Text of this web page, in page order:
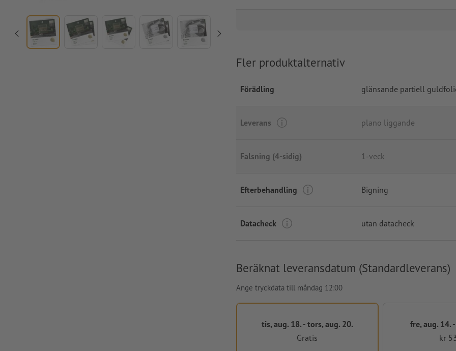
Fler produktalternativ
Förädling glänsande partiell
Leverans plano liggande
Falsning (4-sidig) 1-veck
Efterbehandling Bigning
Datacheck utan datacheck
Beräknat leveransdatum (Standardleverans)
Ange tryckdata till måndag 12:00
tis, aug. 18. - tors, aug. 20.
Gratis
fre, aug. 14.
kr